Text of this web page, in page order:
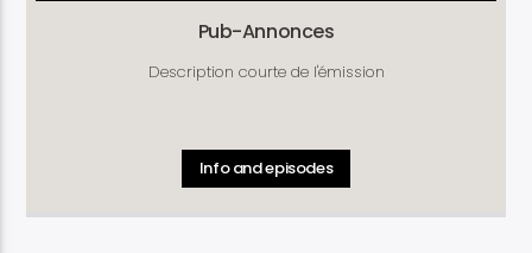
Pub-Annonces
Description courte de l'émission
Info and episodes